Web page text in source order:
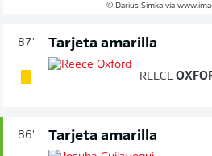
© Darius Simka via
87' Tarjeta amarilla
REECE
86' Tarjeta amarilla